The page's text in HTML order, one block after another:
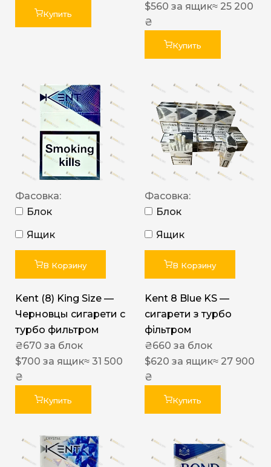
Купить
$560 за ящик≈ 25 200
₴
Купить
Фасовка:
Блок
Ящик
В Корзину
Kent (8) King Size —
Черновцы сигарети с
турбо фильтром
₴670 за блок
$700 за ящик≈ 31 500
₴
Купить
Фасовка:
Блок
Ящик
В Корзину
Kent 8 Blue KS —
сигарети з турбо
фільтром
₴660 за блок
$620 за ящик≈ 27 900
₴
Купить